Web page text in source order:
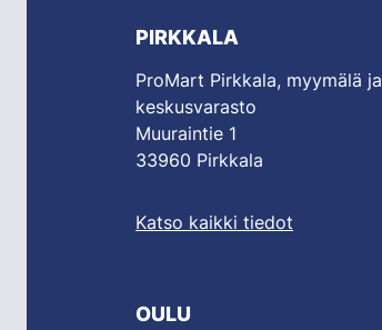
PIRKKALA
ProMart Pirkkala, myymälä ja
keskusvarasto
Muuraintie 1
33960 Pirkkala
Katso kaikki tiedot
OULU